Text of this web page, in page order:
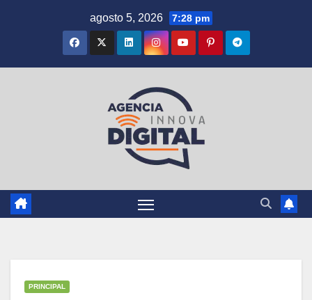
agosto 5, 2026 7:28 pm
PRINCIPAL